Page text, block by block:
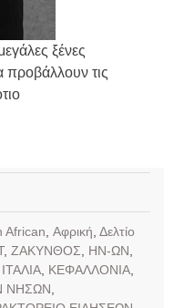
ξένες
προβάλλουν τις
African Αφρική Δελτίο
, ΖΑΚΥΝΘΟΣ ΗΝ-ΩΝ
ΙΤΑΛΙΑ, ΚΕΦΑΛΛΟΝΙΑ,
ΝΗΣΩΝ